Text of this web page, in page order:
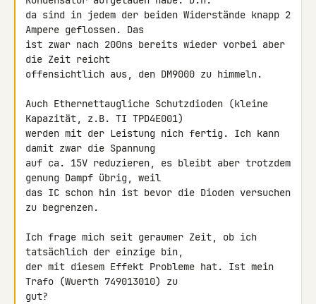
da sind in jedem der beiden Widerstände knapp 2
Ampere geflossen. Das
ist zwar nach 200ns bereits wieder vorbei aber
die Zeit reicht
offensichtlich aus, den DM9000 zu himmeln.
Auch Ethernettaugliche Schutzdioden (kleine
Kapazität, z.B. TI TPD4E001)
werden mit der Leistung nich fertig. Ich kann
damit zwar die Spannung
auf ca. 15V reduzieren, es bleibt aber trotzdem
genung Dampf übrig, weil
das IC schon hin ist bevor die Dioden versuchen
zu begrenzen.
Ich frage mich seit geraumer Zeit, ob ich
tatsächlich der einzige bin,
der mit diesem Effekt Probleme hat. Ist mein
Trafo (Wuerth 749013010) zu
gut?